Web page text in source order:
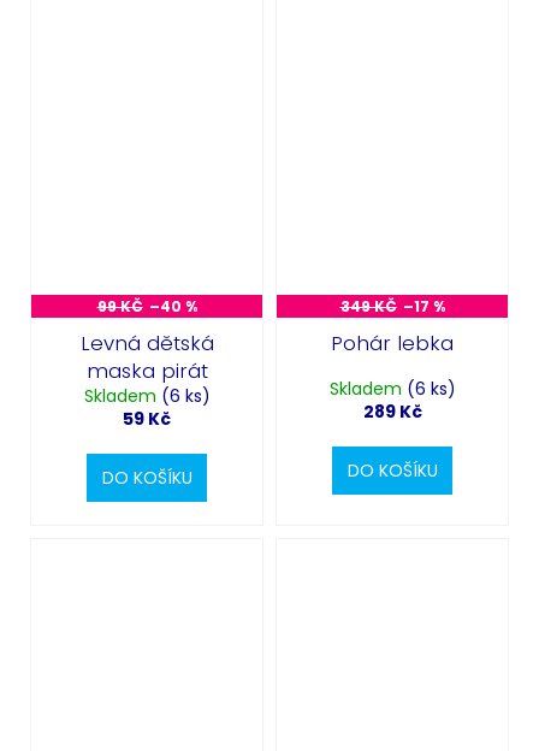
99 KČ –40 %
Levná dětská
maska pirát
Skladem (6 ks)
59 Kč
DO KOŠÍKU
349 KČ –17 %
Pohár lebka
Skladem (6 ks)
289 Kč
DO KOŠÍKU